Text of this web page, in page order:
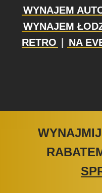
WYNAJEM
WYNAJEM
RETRO
NA